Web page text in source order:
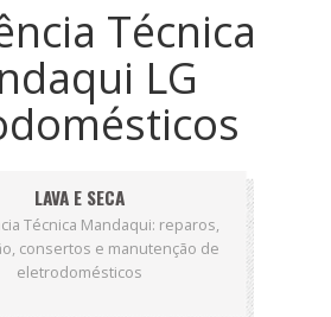
Técnica
LG
LAVA E SECA
Técnica Mandaqui: reparos,
consertos e manutenção de
eletrodomésticos